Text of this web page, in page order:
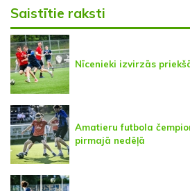
Saistītie raksti
Nīcenieki izvirzās
Amatieru futbola
pirmajā nedēļā